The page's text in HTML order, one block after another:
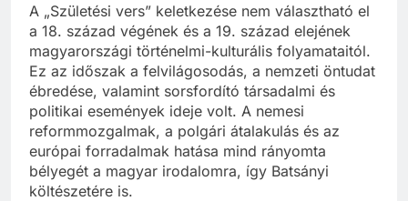
A „Születési vers” keletkezése nem választható el
a 18. század végének és a 19. század elejének
magyarországi történelmi-kulturális folyamataitól.
Ez az időszak a felvilágosodás, a nemzeti öntudat
ébredése, valamint sorsfordító társadalmi és
politikai események ideje volt. A nemesi
reformmozgalmak, a polgári átalakulás és az
európai forradalmak hatása mind rányomta
bélyegét a magyar irodalomra, így Batsányi
költészetére is.